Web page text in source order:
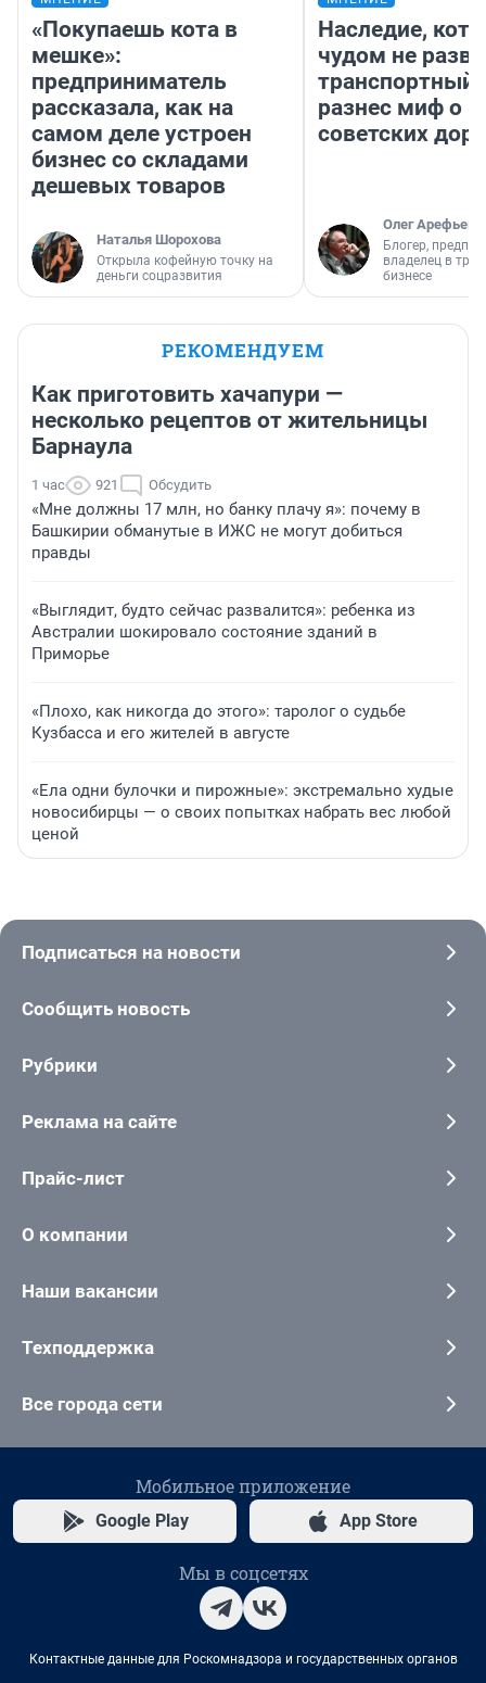
«Покупаешь кота в
мешке»:
предприниматель
рассказала, как на
самом деле устроен
бизнес со складами
дешевых товаров
Наталья Шорохова
Открыла кофейную точку на
деньги соцразвития
Наследие,
чудом не
транспортный
разнес миф о
советских
Олег Арефьев
Блогер,
владелец в
бизнесе
РЕКОМЕНДУЕМ
Как приготовить хачапури —
несколько рецептов от жительницы
Барнаула
1 час 921 Обсудить
«Мне должны 17 млн, но банку плачу я»: почему в
Башкирии обманутые в ИЖС не могут добиться
правды
«Выглядит, будто сейчас развалится»: ребенка из
Австралии шокировало состояние зданий в
Приморье
«Плохо, как никогда до этого»: таролог о судьбе
Кузбасса и его жителей в августе
«Ела одни булочки и пирожные»: экстремально худые
новосибирцы — о своих попытках набрать вес любой
ценой
Подписаться на новости
Сообщить новость
Рубрики
Реклама на сайте
Прайс-лист
О компании
Наши вакансии
Техподдержка
Все города сети
Мобильное приложение
Google Play App Store
Мы в соцсетях
Контактные данные для Роскомнадзора и государственных органов